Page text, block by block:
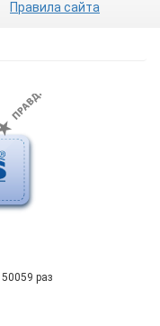
Правила сайта
50059 раз